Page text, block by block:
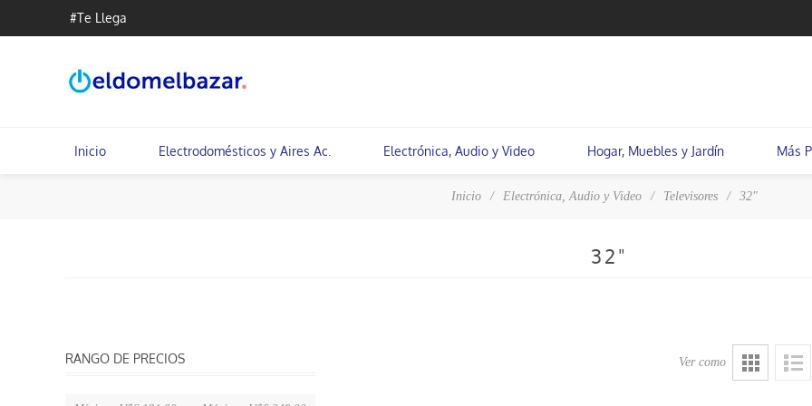
#Te Llega
Inicio Electrodomésticos y Aires Ac. Electrónica, Audio y Video Hogar, Muebles y Jardín Más
Inicio / Electrónica, Audio y Video / Televisores / 32"
32"
Ver como
RANGO DE PRECIOS